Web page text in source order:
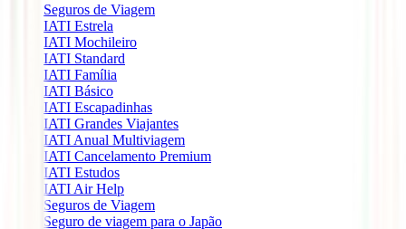
Seguros de Viagem
IATI Estrela
IATI Mochileiro
IATI Standard
IATI Família
IATI Básico
IATI Escapadinhas
IATI Grandes Viajantes
IATI Anual Multiviagem
IATI Cancelamento Premium
IATI Estudos
IATI Air Help
Seguros de Viagem
Seguro de viagem para o Japão